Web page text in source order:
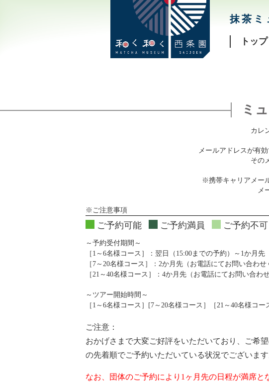
抹茶ミ
トップ
ミ
カレ
メールアドレスが有
その
※携帯キャリアメー
メ
※ご注意事項
ご予約可能 ご予約満員 ご予約不
～予約受付期間～
［1～6名様コース］：翌日（15:00までの予約）～1か月先
［7～20名様コース］：2か月先（お電話にてお問い合わせ
［21～40名様コース］：4か月先（お電話にてお問い合わ
～ツアー開始時間～
［1～6名様コース］[7～20名様コース］［21～40名様コー
ご注意：
おかげさまで大変ご好評をいただいており、ご希
の先着順でご予約いただいている状況でございます
なお、団体のご予約により1ヶ月先の日程が満席と